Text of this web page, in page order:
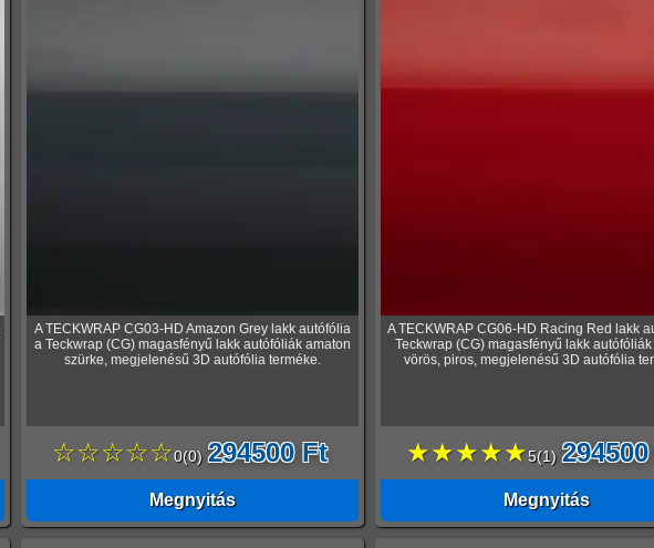
A TECKWRAP CG03-HD Amazon Grey lakk autófólia
a Teckwrap (CG) magasfényű lakk autófóliák amaton
szürke, megjelenésű 3D autófólia terméke.
☆☆☆☆☆0(0) 294500 Ft
Megnyitás
A TECKWRAP CG06-HD Racing Red lakk
Teckwrap (CG) magasfényű lakk
vörös, piros, megjelenésű 3D autófólia
★★★★★ 5(1)
Megnyitás